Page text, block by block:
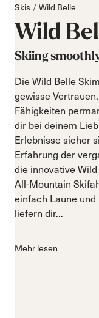
Skis Wild Belle
Wild
Skiing
Die Wild Belle
gewisse
Fähigkeiten
dir bei deinem
Erlebnisse sicher
Erfahrung der
die innovative
All-Mountain
einfach Laune
liefern dir...
Mehr lesen